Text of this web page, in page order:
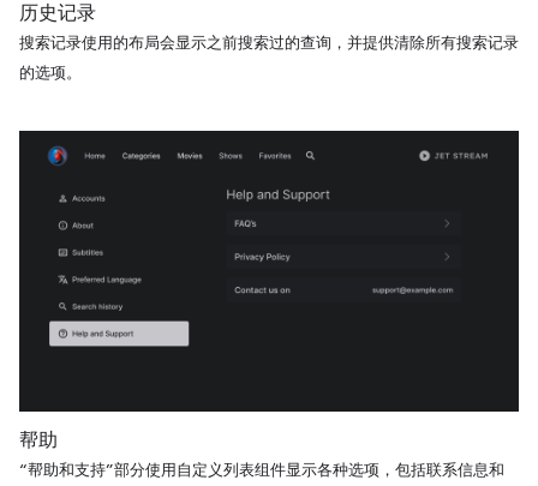
历史记录
搜索记录使用的布局会显示之前搜索过的查询，并提供清除所有搜索记录
的选项。
帮助
“帮助和支持”部分使用自定义列表组件显示各种选项，包括联系信息和